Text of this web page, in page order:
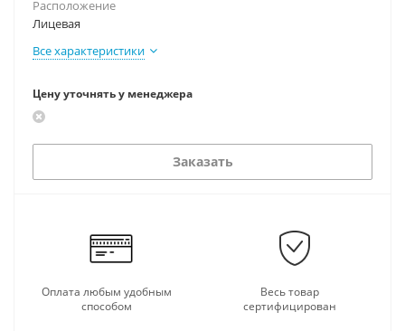
Расположение
Лицевая
Все характеристики
Цену уточнять у менеджера
Заказать
Оплата любым удобным
способом
Весь товар
сертифицирован